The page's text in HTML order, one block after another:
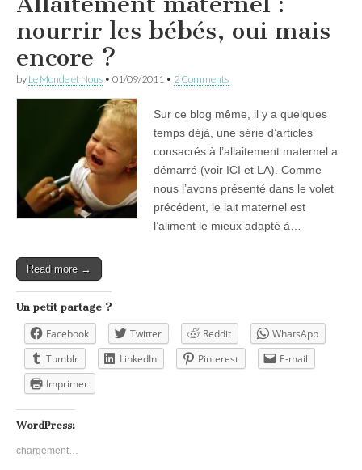
nourrir les bébés, oui mais
encore ?
by Le Monde et Nous • 01/09/2011 • 2 Comments
Sur ce blog même, il y a quelques
temps déjà, une série d’articles
consacrés à l’allaitement maternel a
démarré (voir ICI et LA). Comme
nous l’avons présenté dans le volet
précédent, le lait maternel est
l’aliment le mieux adapté à…
Read more →
Un petit partage ?
Facebook Twitter Reddit
WhatsApp
Tumblr
LinkedIn Pinterest
E-mail
Imprimer
WordPress:
chargement…